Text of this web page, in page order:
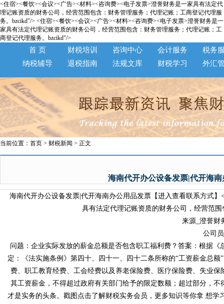
<住宿><餐饮><会议><广告><材料><咨询费><电子发票>澄誉财务是一家具有法定代
理记账资质的财务公司，经营范围包含：财务管理服务；代理记账；工商登记代理服
务。bzcikd"/> <住宿><餐饮><会议><广告><材料><咨询费><电子发票>澄誉财务是一
家具有法定代理记账资质的财务公司，经营范围包含：财务管理服务；代理记账；工
商登记代理服务。bzcikd"/>
首 页 财税培训 咨询中心 会计服务
税务
纳税辅导
退税指南 法规文库 财税学习 外汇
当前位置： 首页 > 财税新闻 > 正文
海南代开办公设备发票|代开海
海南代开办公设备发票|代开海南办公用品发票【进入查看联系方式
具有法定代理记账资质的财务公司，经营范围
来源_澄誉财
公司员
问题：企业实际发放的薪金总额是否包含职工福利费？答案
定：《法实施条例》第四十、四十一、四十二条所称的“工资薪金
费、职工教育经费、工会经费以及养老保险费、医疗保险费、失业
其工资薪金，不得超过政府有关部门给予的限定数额；超过部分，不
才是实务的头条。戳图点击了解财税实务会员，更多知识等你拿 想学